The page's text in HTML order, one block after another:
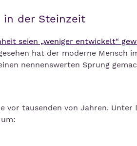
in der Steinzeit
seien „weniger entwickelt“
hat der moderne Mensch
nennenswerten Sprung
vor tausenden von Jahren. Unter